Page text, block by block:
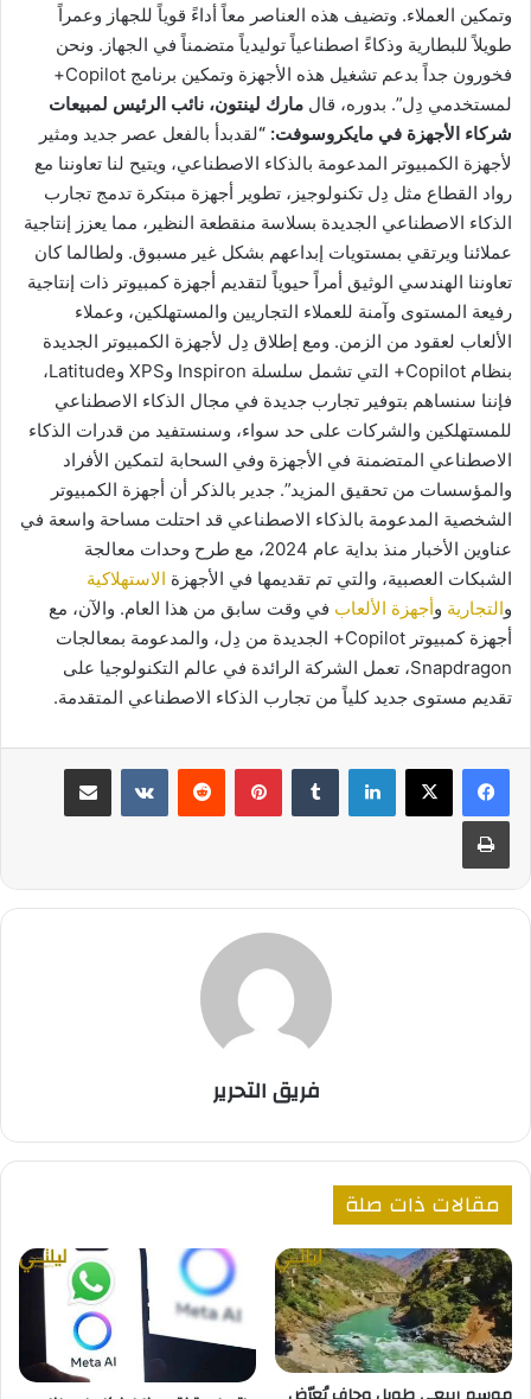
وتمكين العملاء. وتضيف هذه العناصر معاً أداءً قوياً للجهاز وعمراً
طويلاً للبطارية وذكاءً اصطناعياً توليدياً متضمناً في الجهاز. ونحن
فخورون جداً بدعم تشغيل هذه الأجهزة وتمكين برنامج Copilot+
لمستخدمي دِل”. بدوره، قال مارك لينتون، نائب الرئيس لمبيعات
شركاء الأجهزة في مايكروسوفت: “لقدبدأ بالفعل عصر جديد ومثير
لأجهزة الكمبيوتر المدعومة بالذكاء الاصطناعي، ويتيح لنا تعاوننا مع
رواد القطاع مثل دِل تكنولوجيز، تطوير أجهزة مبتكرة تدمج تجارب
الذكاء الاصطناعي الجديدة بسلاسة منقطعة النظير، مما يعزز إنتاجية
عملائنا ويرتقي بمستويات إبداعهم بشكل غير مسبوق. ولطالما كان
تعاوننا الهندسي الوثيق أمراً حيوياً لتقديم أجهزة كمبيوتر ذات إنتاجية
رفيعة المستوى وآمنة للعملاء التجاريين والمستهلكين، وعملاء
الألعاب لعقود من الزمن. ومع إطلاق دِل لأجهزة الكمبيوتر الجديدة
بنظام Copilot+ التي تشمل سلسلة Inspiron وXPS وLatitude،
فإننا سنساهم بتوفير تجارب جديدة في مجال الذكاء الاصطناعي
للمستهلكين والشركات على حد سواء، وسنستفيد من قدرات الذكاء
الاصطناعي المتضمنة في الأجهزة وفي السحابة لتمكين الأفراد
والمؤسسات من تحقيق المزيد”. جدير بالذكر أن أجهزة الكمبيوتر
الشخصية المدعومة بالذكاء الاصطناعي قد احتلت مساحة واسعة في
عناوين الأخبار منذ بداية عام 2024، مع طرح وحدات معالجة
الشبكات العصبية، والتي تم تقديمها في الأجهزة الاستهلاكية
والتجارية وأجهزة الألعاب في وقت سابق من هذا العام. والآن، مع
أجهزة كمبيوتر Copilot+ الجديدة من دِل، والمدعومة بمعالجات
Snapdragon، تعمل الشركة الرائدة في عالم التكنولوجيا على
تقديم مستوى جديد كلياً من تجارب الذكاء الاصطناعي المتقدمة.
لينكدإن بينتيريست مشاركة عبر البريد
طباعة
فريق التحرير
مقالات ذات صلة